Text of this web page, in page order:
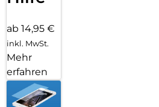
ab 14,95 €
inkl. MwSt.
Mehr
erfahren